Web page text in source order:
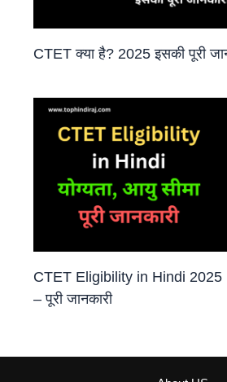
CTET क्या है? 2025 इसकी पूरी
CTET Eligibility in Hindi 2025
– पूरी जानकारी